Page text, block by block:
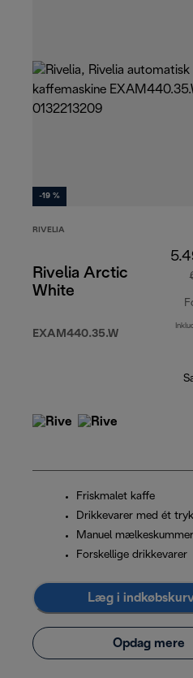
-19 %
RIVELIA
Rivelia Arctic
White
EXAM440.35.W
Friskmalet kaffe
Drikkevarer med ét tryk
Manuel mælkeskummer
Forskellige drikkevarer
Læg i
Opdag mere